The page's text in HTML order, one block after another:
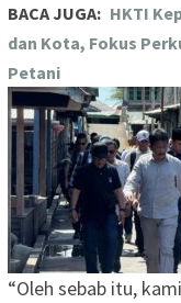
BACA JUGA: HKTI
dan Kota, Fokus
Petani
“Oleh sebab itu,